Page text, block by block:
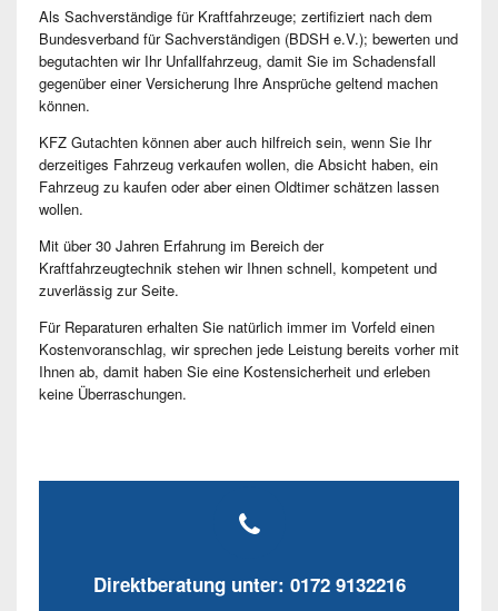
Als Sachverständige für Kraftfahrzeuge; zertifiziert nach dem
Bundesverband für Sachverständigen (BDSH e.V.); bewerten und
begutachten wir Ihr Unfallfahrzeug, damit Sie im Schadensfall
gegenüber einer Versicherung Ihre Ansprüche geltend machen
können.
KFZ Gutachten können aber auch hilfreich sein, wenn Sie Ihr
derzeitiges Fahrzeug verkaufen wollen, die Absicht haben, ein
Fahrzeug zu kaufen oder aber einen Oldtimer schätzen lassen
wollen.
Mit über 30 Jahren Erfahrung im Bereich der
Kraftfahrzeugtechnik stehen wir Ihnen schnell, kompetent und
zuverlässig zur Seite.
Für Reparaturen erhalten Sie natürlich immer im Vorfeld einen
Kostenvoranschlag, wir sprechen jede Leistung bereits vorher mit
Ihnen ab, damit haben Sie eine Kostensicherheit und erleben
keine Überraschungen.
Direktberatung unter: 0172 9132216